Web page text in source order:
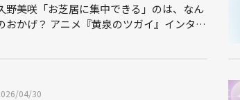
野美咲「お芝居に集中できる」のは、なん
おかげ？ アニメ『黄泉のツガイ』インタビ
04/30